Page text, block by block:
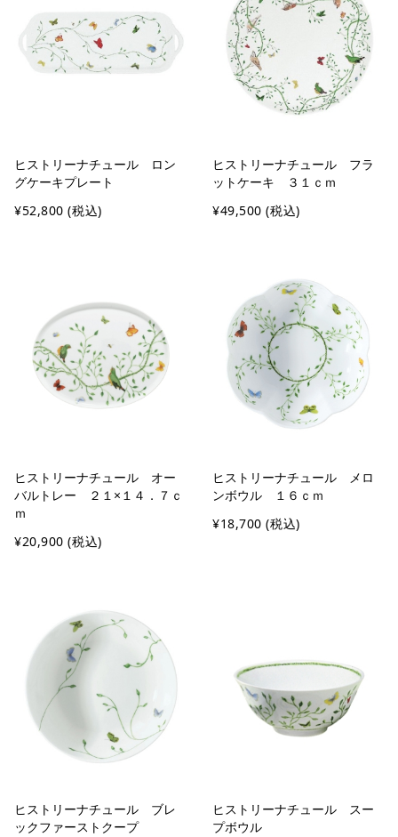
ヒストリーナチュール ロン
グケーキプレート
¥52,800 (税込)
ヒストリーナチュール フラ
ットケーキ ３１ｃｍ
¥49,500 (税込)
ヒストリーナチュール オー
バルトレー ２１×１４．７ｃ
ｍ
¥20,900 (税込)
ヒストリーナチュール メロ
ンボウル １６ｃｍ
¥18,700 (税込)
ヒストリーナチュール ブレ
ックファーストクープ
ヒストリーナチュール スー
プボウル